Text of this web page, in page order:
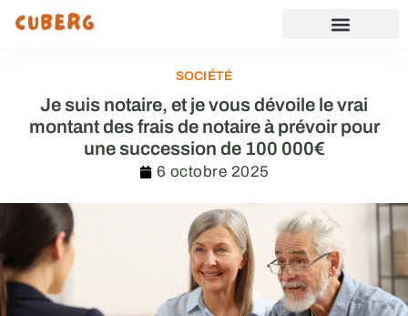
SOCIÉTÉ
Je suis notaire, et je vous dévoile le vrai
montant des frais de notaire à prévoir pour
une succession de 100 000€
6 octobre 2025